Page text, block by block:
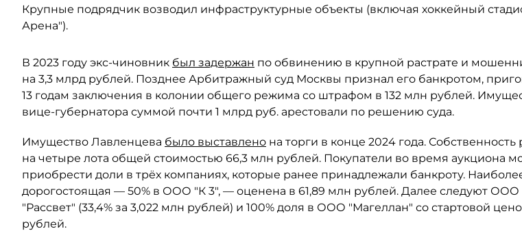
Крупные подрядчик возводил инфраструктурные объекты (включая хоккейный
Арена").
В 2023 году экс-чиновник был задержан по обвинению в крупной растрате и
на 3,3 млрд рублей. Позднее Арбитражный суд Москвы признал его банкротом,
13 годам заключения в колонии общего режима со штрафом в 132 млн рублей.
вице-губернатора суммой почти 1 млрд руб. арестовали по решению суда.
Имущество Лавленцева было выставлено на торги в конце 2024 года. Собственность
на четыре лота общей стоимостью 66,3 млн рублей. Покупатели во время аукциона
приобрести доли в трёх компаниях, которые ранее принадлежали банкроту.
дорогостоящая — 50% в ООО "К 3", — оценена в 61,89 млн рублей. Далее следуют ООО
"Рассвет" (33,4% за 3,022 млн рублей) и 100% доля в ООО "Магеллан" со стартовой
рублей.